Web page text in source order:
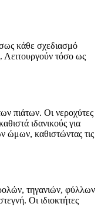
κάθε σχεδιασμό
Λειτουργούν τόσο ως
πιάτων. Οι νεροχύτες
ιδανικούς για
ώμων, καθιστώντας τις
τηγανιών, φύλλων
Οι ιδιοκτήτες